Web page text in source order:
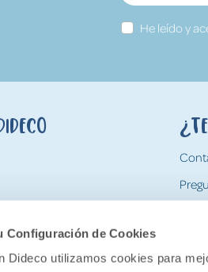
Configuración de Cookies
Dideco utilizamos cookies para
He leído y